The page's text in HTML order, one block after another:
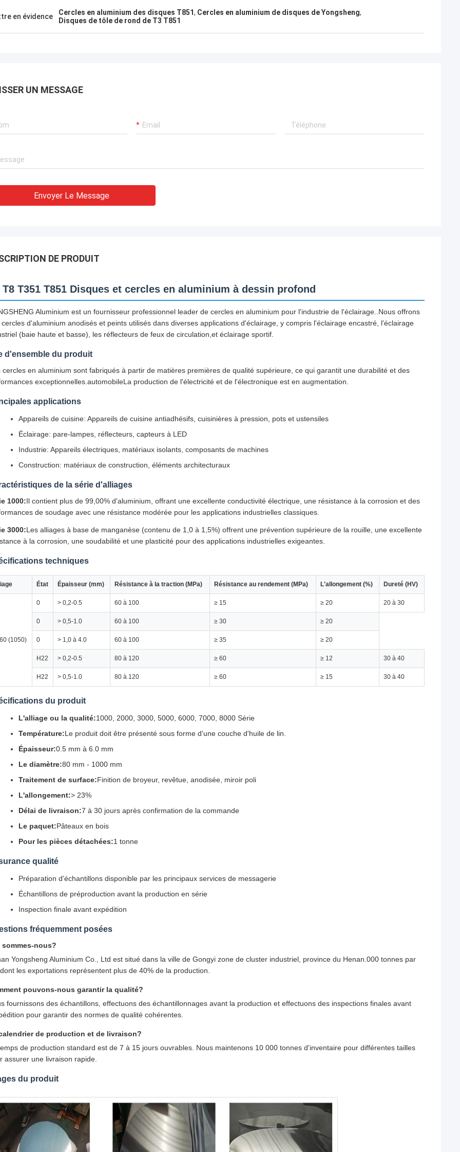
en évidence Cercles en aluminium des disques T851, Cercles en aluminium de disques de Yongsheng,
Disques de tôle de rond de T3 T851
UN MESSAGE
Envoyer Le Message
DE PRODUIT
T8 T351 T851 Disques et cercles en aluminium à dessin profond
Aluminium est un fournisseur professionnel leader de cercles en aluminium pour l'industrie de l'éclairage..Nous offrons
cercles d'aluminium anodisés et peints utilisés dans diverses applications d'éclairage, y compris l'éclairage encastré, l'éclairage
(baie haute et basse), les réflecteurs de feux de circulation,et éclairage sportif.
d'ensemble du produit
cercles en aluminium sont fabriqués à partir de matières premières de qualité supérieure, ce qui garantit une durabilité et des
exceptionnelles.automobileLa production de l'électricité et de l'électronique est en augmentation.
applications
Appareils de cuisine: Appareils de cuisine antiadhésifs, cuisinières à pression, pots et ustensiles
Éclairage: pare-lampes, réflecteurs, capteurs à LED
Industrie: Appareils électriques, matériaux isolants, composants de machines
Construction: matériaux de construction, éléments architecturaux
de la série d'alliages
1000:Il contient plus de 99,00% d'aluminium, offrant une excellente conductivité électrique, une résistance à la corrosion et des
de soudage avec une résistance modérée pour les applications industrielles classiques.
3000:Les alliages à base de manganèse (contenu de 1,0 à 1,5%) offrent une prévention supérieure de la rouille, une excellente
à la corrosion, une soudabilité et une plasticité pour des applications industrielles exigeantes.
techniques
État Épaisseur (mm) Résistance à la traction (MPa) Résistance au rendement (MPa) L'allongement (%) Dureté (HV)
(1050)
0 > 0,2-0.5 60 à 100 ≥ 15 ≥ 20 20 à 30
0 > 0,5-1.0 60 à 100 ≥ 30 ≥ 20
0 > 1,0 à 4.0 60 à 100 ≥ 35 ≥ 20
H22 > 0,2-0.5 80 à 120 ≥ 60 ≥ 12 30 à 40
H22 > 0,5-1.0 80 à 120 ≥ 60 ≥ 15 30 à 40
du produit
L'alliage ou la qualité:1000, 2000, 3000, 5000, 6000, 7000, 8000 Série
Température:Le produit doit être présenté sous forme d'une couche d'huile de lin.
Épaisseur:0.5 mm à 6.0 mm
Le diamètre:80 mm - 1000 mm
Traitement de surface:Finition de broyeur, revêtue, anodisée, miroir poli
L'allongement:> 23%
Délai de livraison:7 à 30 jours après confirmation de la commande
Le paquet:Pâteaux en bois
Pour les pièces détachées:1 tonne
qualité
Préparation d'échantillons disponible par les principaux services de messagerie
Échantillons de préproduction avant la production en série
Inspection finale avant expédition
fréquemment posées
sommes-nous?
Yongsheng Aluminium Co., Ltd est situé dans la ville de Gongyi zone de cluster industriel, province du Henan.000 tonnes par
les exportations représentent plus de 40% de la production.
pouvons-nous garantir la qualité?
fournissons des échantillons, effectuons des échantillonnages avant la production et effectuons des inspections finales avant
pour garantir des normes de qualité cohérentes.
de production et de livraison?
de production standard est de 7 à 15 jours ouvrables. Nous maintenons 10 000 tonnes d'inventaire pour différentes tailles
assurer une livraison rapide.
du produit